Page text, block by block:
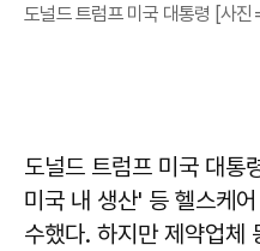
도널드 트럼프 미국 대통령 [사진
도널드 트럼프 미국 대통
미국 내 생산' 등 헬스케
수했다. 하지만 제약업체